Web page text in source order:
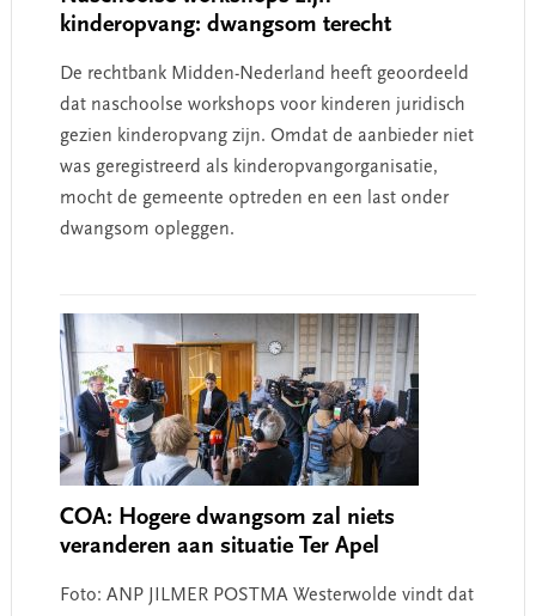
kinderopvang: dwangsom terecht
De rechtbank Midden-Nederland heeft geoordeeld
dat naschoolse workshops voor kinderen juridisch
gezien kinderopvang zijn. Omdat de aanbieder niet
was geregistreerd als kinderopvangorganisatie,
mocht de gemeente optreden en een last onder
dwangsom opleggen.
COA: Hogere dwangsom zal niets
veranderen aan situatie Ter Apel
Foto: ANP JILMER POSTMA Westerwolde vindt dat